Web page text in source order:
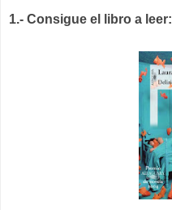
1.- Consigue el libro a leer: